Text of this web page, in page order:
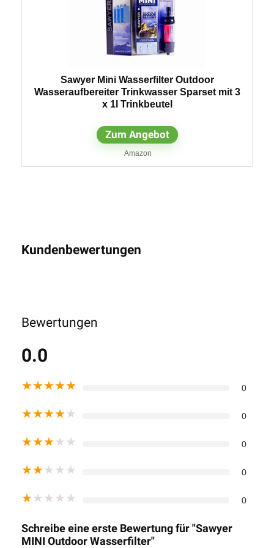
Sawyer Mini Wasserfilter Outdoor
Wasseraufbereiter Trinkwasser Sparset mit 3
x 1l Trinkbeutel
Zum Angebot
Amazon
Kundenbewertungen
Bewertungen
0.0
★★★★★ 0
★★★★★ 0
★★★★★ 0
★★★★★ 0
★★★★★ 0
Schreibe eine erste Bewertung für "Sawyer
MINI Outdoor Wasserfilter"